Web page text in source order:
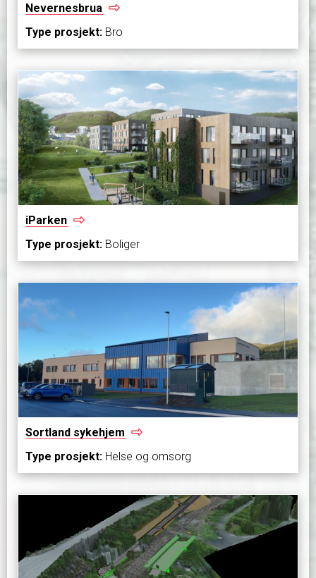
Nevernesbrua
Type prosjekt: Bro
iParken
Type prosjekt: Boliger
Sortland sykehjem
Type prosjekt: Helse og omsorg